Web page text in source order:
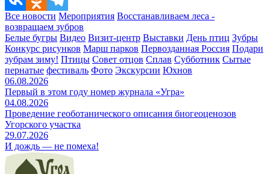
Все новости Мероприятия Восстанавливаем леса -
возвращаем зубров
Белые бугры Видео Визит-центр Выставки День птиц Зубры
Конкурс рисунков Марш парков Первозданная Россия Подари
зубрам зиму! Птицы Совет отцов Сплав Субботник Сытые
пернатые фестиваль Фото Экскурсии Юхнов
06.08.2026
Первый в этом году номер журнала «Угра»
04.08.2026
Проведение геоботанического описания биогеоценозов
Угорского участка
29.07.2026
И дождь — не помеха!